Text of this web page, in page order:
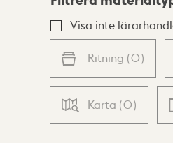
Visa inte
Ritning (0)
Karta (0)